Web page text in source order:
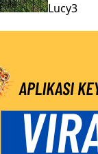
Lucy3